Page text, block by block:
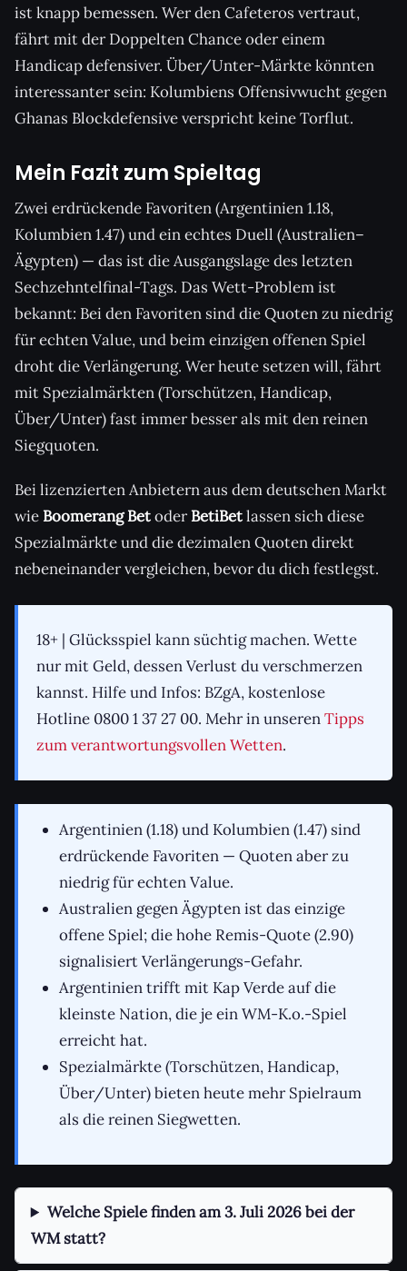
ist knapp bemessen. Wer den Cafeteros vertraut,
fährt mit der Doppelten Chance oder einem
Handicap defensiver. Über/Unter-Märkte könnten
interessanter sein: Kolumbiens Offensivwucht gegen
Ghanas Blockdefensive verspricht keine Torflut.
Mein Fazit zum Spieltag
Zwei erdrückende Favoriten (Argentinien 1.18,
Kolumbien 1.47) und ein echtes Duell (Australien–
Ägypten) — das ist die Ausgangslage des letzten
Sechzehntelfinal-Tags. Das Wett-Problem ist
bekannt: Bei den Favoriten sind die Quoten zu niedrig
für echten Value, und beim einzigen offenen Spiel
droht die Verlängerung. Wer heute setzen will, fährt
mit Spezialmärkten (Torschützen, Handicap,
Über/Unter) fast immer besser als mit den reinen
Siegquoten.
Bei lizenzierten Anbietern aus dem deutschen Markt
wie Boomerang Betoder BetiBetlassen sich diese
Spezialmärkte und die dezimalen Quoten direkt
nebeneinander vergleichen, bevor du dich festlegst.
18+ | Glücksspiel kann süchtig machen. Wette
nur mit Geld, dessen Verlust du verschmerzen
kannst. Hilfe und Infos: BZgA, kostenlose
Hotline 0800 1 37 27 00. Mehr in unserenTipps
zum verantwortungsvollen Wetten.
Argentinien (1.18) und Kolumbien (1.47) sind
erdrückende Favoriten — Quoten aber zu
niedrig für echten Value.
Australien gegen Ägypten ist das einzige
offene Spiel; die hohe Remis-Quote (2.90)
signalisiert Verlängerungs-Gefahr.
Argentinien trifft mit Kap Verde auf die
kleinste Nation, die je ein WM-K.o.-Spiel
erreicht hat.
Spezialmärkte (Torschützen, Handicap,
Über/Unter) bieten heute mehr Spielraum
als die reinen Siegwetten.
Welche Spiele finden am 3. Juli 2026 bei der
WM statt?